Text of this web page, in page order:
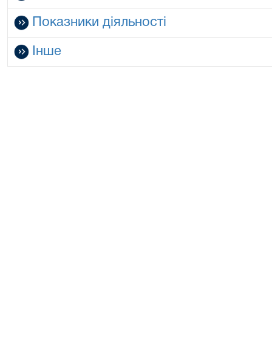
Показники діяльності
Інше